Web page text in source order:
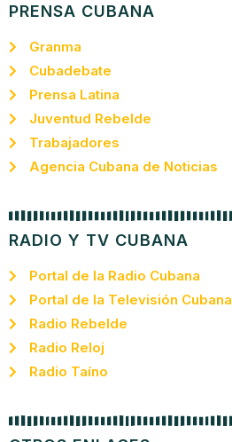
PRENSA CUBANA
Granma
Cubadebate
Prensa Latina
Juventud Rebelde
Trabajadores
Agencia Cubana de Noticias
RADIO Y TV CUBANA
Portal de la Radio Cubana
Portal de la Televisión Cubana
Radio Rebelde
Radio Reloj
Radio Taíno